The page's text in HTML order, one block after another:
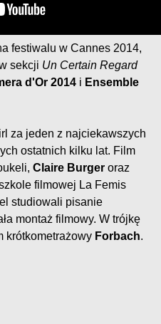
festiwalu w Cannes 2014,
sekcji Un Certain Regard
d'Or 2014 i Ensemble
za jeden z najciekawszych
ostatnich kilku lat. Film
Claire Burger oraz
filmowej La Femis
studiowali pisanie
montaż filmowy. W trójkę
krótkometrażowy Forbach.